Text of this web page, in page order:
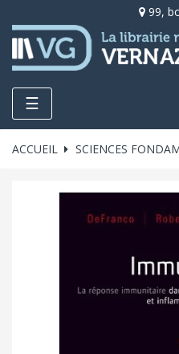
99,
Toggle
navigation
☰
ACCUEIL SCIENCES